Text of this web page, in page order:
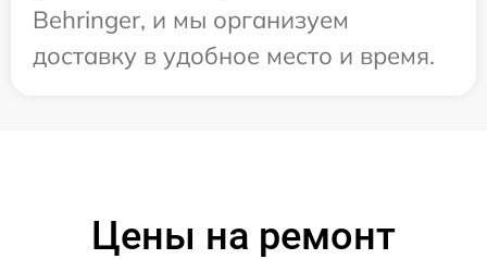
Behringer, и мы организуем
доставку в удобное место и время.
Цены на ремонт